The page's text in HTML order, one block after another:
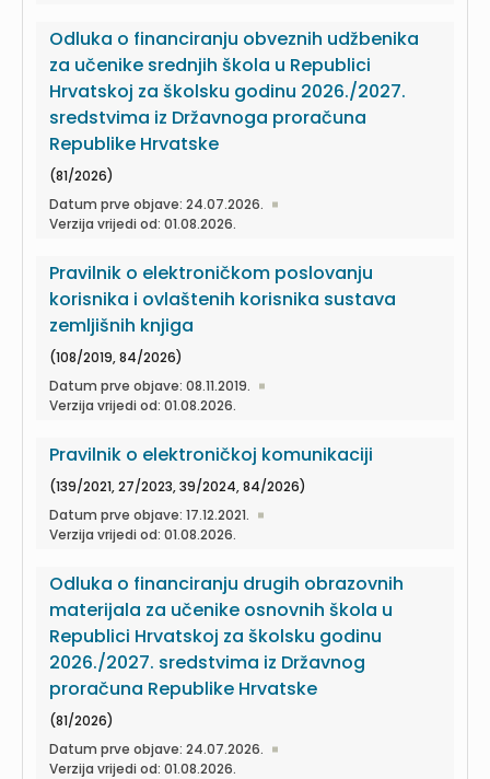
Odluka o financiranju obveznih udžbenika
za učenike srednjih škola u Republici
Hrvatskoj za školsku godinu 2026./2027.
sredstvima iz Državnoga proračuna
Republike Hrvatske
(81/2026)
Datum prve objave: 24.07.2026.
Verzija vrijedi od: 01.08.2026.
Pravilnik o elektroničkom poslovanju
korisnika i ovlaštenih korisnika sustava
zemljišnih knjiga
(108/2019, 84/2026)
Datum prve objave: 08.11.2019.
Verzija vrijedi od: 01.08.2026.
Pravilnik o elektroničkoj komunikaciji
(139/2021, 27/2023, 39/2024, 84/2026)
Datum prve objave: 17.12.2021.
Verzija vrijedi od: 01.08.2026.
Odluka o financiranju drugih obrazovnih
materijala za učenike osnovnih škola u
Republici Hrvatskoj za školsku godinu
2026./2027. sredstvima iz Državnog
proračuna Republike Hrvatske
(81/2026)
Datum prve objave: 24.07.2026.
Verzija vrijedi od: 01.08.2026.